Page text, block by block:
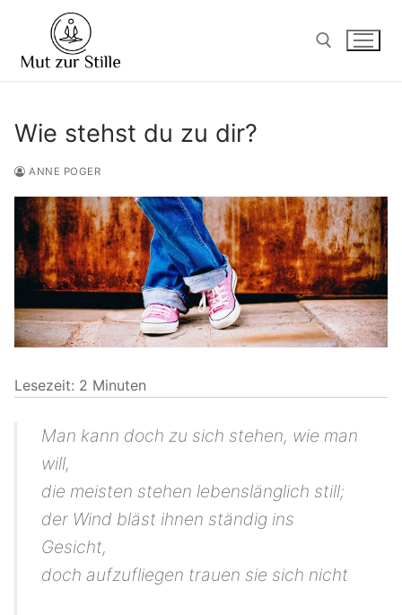
springen
Wie stehst du zu dir?
ANNE POGER
Lesezeit: 2 Minuten
Man kann doch zu sich stehen, wie man
will,
die meisten stehen lebenslänglich still;
der Wind bläst ihnen ständig ins
Gesicht,
doch aufzufliegen trauen sie sich nicht